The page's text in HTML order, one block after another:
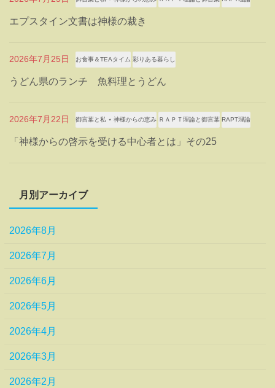
エプスタイン文書は神様の裁き
2026年7月25日 お食事＆TEAタイム 彩りある暮らし
うどん県のランチ 魚料理とうどん
2026年7月22日 御言葉と私 ⋆ 神様からの恵み ＲＡＰＴ理論と御言葉 RAPT理論
「神様からの啓示を受ける中心者とは」その25
月別アーカイブ
2026年8月
2026年7月
2026年6月
2026年5月
2026年4月
2026年3月
2026年2月